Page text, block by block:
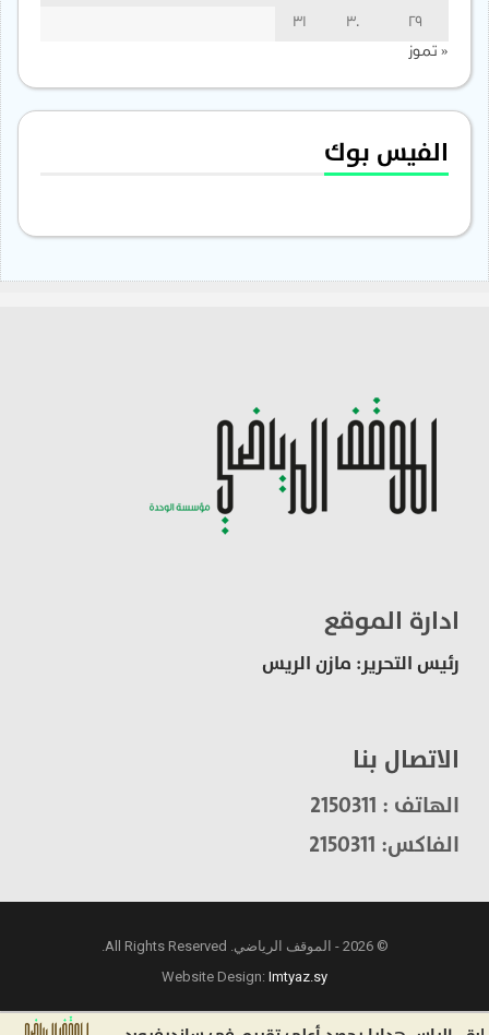
29
30
31
« تموز
الفيس بوك
ادارة الموقع
رئيس التحرير: مازن الريس
الاتصال بنا
الهاتف : 2150311
الفاكس: 2150311
© 2026 - الموقف الرياضي. All Rights Reserved.
Website Design:Imtyaz.sy